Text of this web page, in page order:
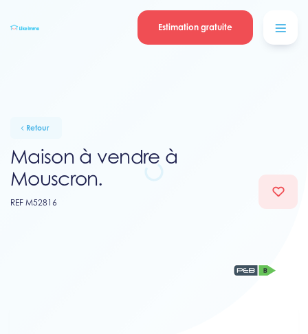
Estimation gratuite
Retour
Maison à vendre à
Mouscron.
REF M52816